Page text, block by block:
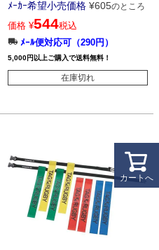
ﾒｰｶｰ希望小売価格 ¥605のところ
価格 ¥544税込
ﾒｰﾙ便対応可（290円）
5,000円以上ご購入で送料無料！
在庫切れ
カートへ